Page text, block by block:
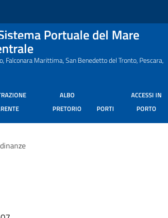
Portuale del Mare
Falconara Marittima, San Benedetto del Tronto, Pescara,
ALBO
PRETORIO
PORTI
ACCESSI IN
PORTO